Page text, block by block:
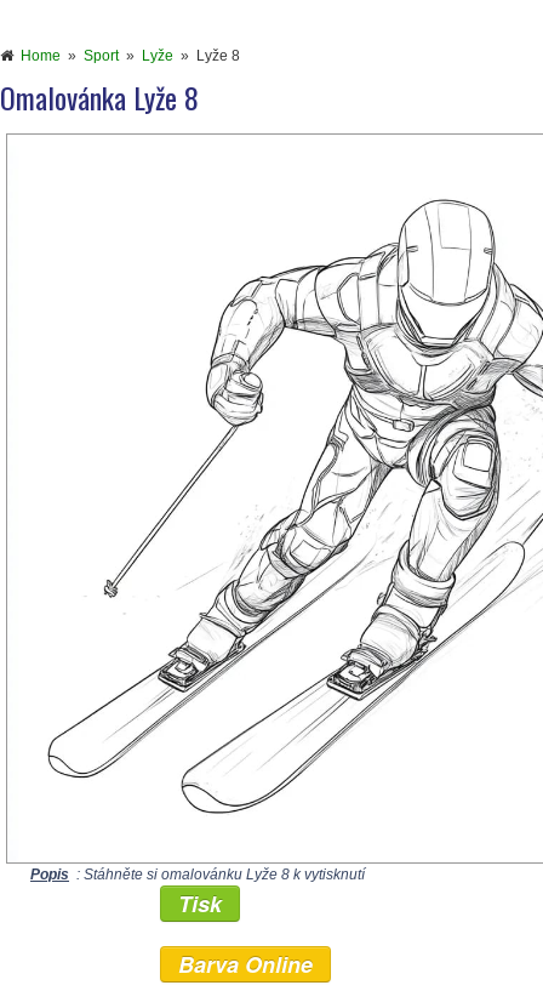
Home » Sport» Lyže » Lyže 8
Omalovánka Lyže 8
Popis : Stáhněte si omalovánku Lyže 8 k vytisknutí
Tisk
Barva Online